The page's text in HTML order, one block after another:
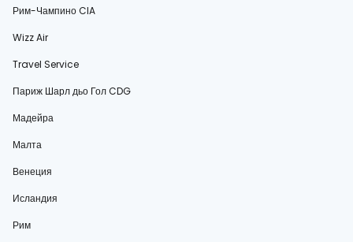
Рим-Чампино CIA
Wizz Air
Travel Service
Париж Шарл дьо Гол CDG
Мадейра
Малта
Венеция
Исландия
Рим